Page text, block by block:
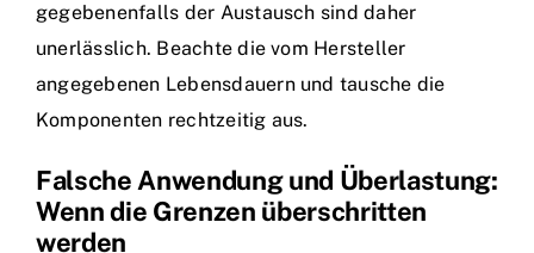
gegebenenfalls der Austausch sind daher
unerlässlich. Beachte die vom Hersteller
angegebenen Lebensdauern und tausche die
Komponenten rechtzeitig aus.
Falsche Anwendung und Überlastung:
Wenn die Grenzen überschritten
werden